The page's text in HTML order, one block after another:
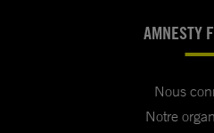
AMNESTY
Nous
Notre